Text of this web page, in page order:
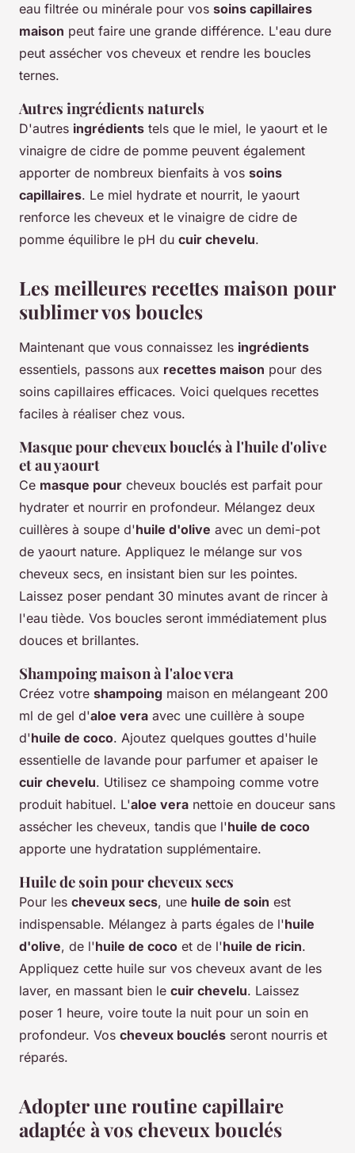
eau filtrée ou minérale pour vos soins capillaires
maison peut faire une grande différence. L'eau dure
peut assécher vos cheveux et rendre les boucles
ternes.
Autres ingrédients naturels
D'autres ingrédients tels que le miel, le yaourt et le
vinaigre de cidre de pomme peuvent également
apporter de nombreux bienfaits à vos soins
capillaires. Le miel hydrate et nourrit, le yaourt
renforce les cheveux et le vinaigre de cidre de
pomme équilibre le pH du cuir chevelu.
Les meilleures recettes maison pour
sublimer vos boucles
Maintenant que vous connaissez les ingrédients
essentiels, passons aux recettes maison pour des
soins capillaires efficaces. Voici quelques recettes
faciles à réaliser chez vous.
Masque pour cheveux bouclés à l'huile d'olive
et au yaourt
Ce masque pour cheveux bouclés est parfait pour
hydrater et nourrir en profondeur. Mélangez deux
cuillères à soupe d'huile d'olive avec un demi-pot
de yaourt nature. Appliquez le mélange sur vos
cheveux secs, en insistant bien sur les pointes.
Laissez poser pendant 30 minutes avant de rincer à
l'eau tiède. Vos boucles seront immédiatement plus
douces et brillantes.
Shampoing maison à l'aloe vera
Créez votre shampoing maison en mélangeant 200
ml de gel d'aloe vera avec une cuillère à soupe
d'huile de coco. Ajoutez quelques gouttes d'huile
essentielle de lavande pour parfumer et apaiser le
cuir chevelu. Utilisez ce shampoing comme votre
produit habituel. L'aloe vera nettoie en douceur sans
assécher les cheveux, tandis que l'huile de coco
apporte une hydratation supplémentaire.
Huile de soin pour cheveux secs
Pour les cheveux secs, une huile de soin est
indispensable. Mélangez à parts égales de l'huile
d'olive, de l'huile de coco et de l'huile de ricin.
Appliquez cette huile sur vos cheveux avant de les
laver, en massant bien le cuir chevelu. Laissez
poser 1 heure, voire toute la nuit pour un soin en
profondeur. Vos cheveux bouclés seront nourris et
réparés.
Adopter une routine capillaire
adaptée à vos cheveux bouclés